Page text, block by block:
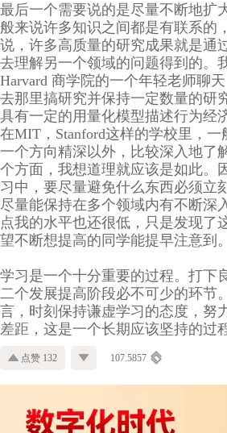
最后一个需要说的是尽量不断地扩
般来说许多知识之间都是有联系的
说，许多高质量的研究成果就是通
去理解另一个领域的问题得到的。
Harvard 商学院的一个年轻老师聊
去那里搞研究并保持一定数量的研
具有一定的用量化模型描述行为经
在MIT，Stanford这样的学校里，
一个方向精深以外，比较深入地了
个方面，我想道理就应该是如此。
习中，要尽量避免什么东西必须立
尽量能保持在多个领域内有不断深
点我的水平也还很低，只是发现了
望不断想提高的同学能提早注意到。
学习是一个十分重要的过程。打下
二个发展提高阶段必不可少的环节
言，时刻保持谦虚学习的态度，努
差距，这是一个长期应该坚持的过
点赞 132 107.5857